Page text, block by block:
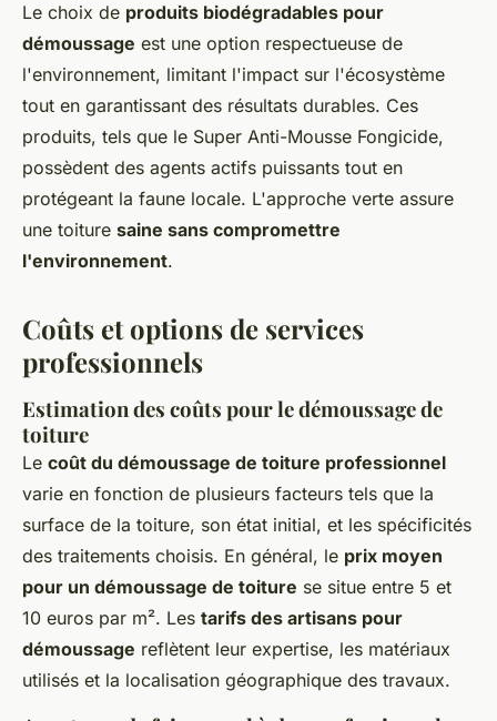
Le choix de produits biodégradables pour
démoussage est une option respectueuse de
l'environnement, limitant l'impact sur l'écosystème
tout en garantissant des résultats durables. Ces
produits, tels que le Super Anti-Mousse Fongicide,
possèdent des agents actifs puissants tout en
protégeant la faune locale. L'approche verte assure
une toiture saine sans compromettre
l'environnement.
Coûts et options de services
professionnels
Estimation des coûts pour le démoussage de
toiture
Le coût du démoussage de toiture professionnel
varie en fonction de plusieurs facteurs tels que la
surface de la toiture, son état initial, et les spécificités
des traitements choisis. En général, le prix moyen
pour un démoussage de toiture se situe entre 5 et
10 euros par m². Les tarifs des artisans pour
démoussage reflètent leur expertise, les matériaux
utilisés et la localisation géographique des travaux.